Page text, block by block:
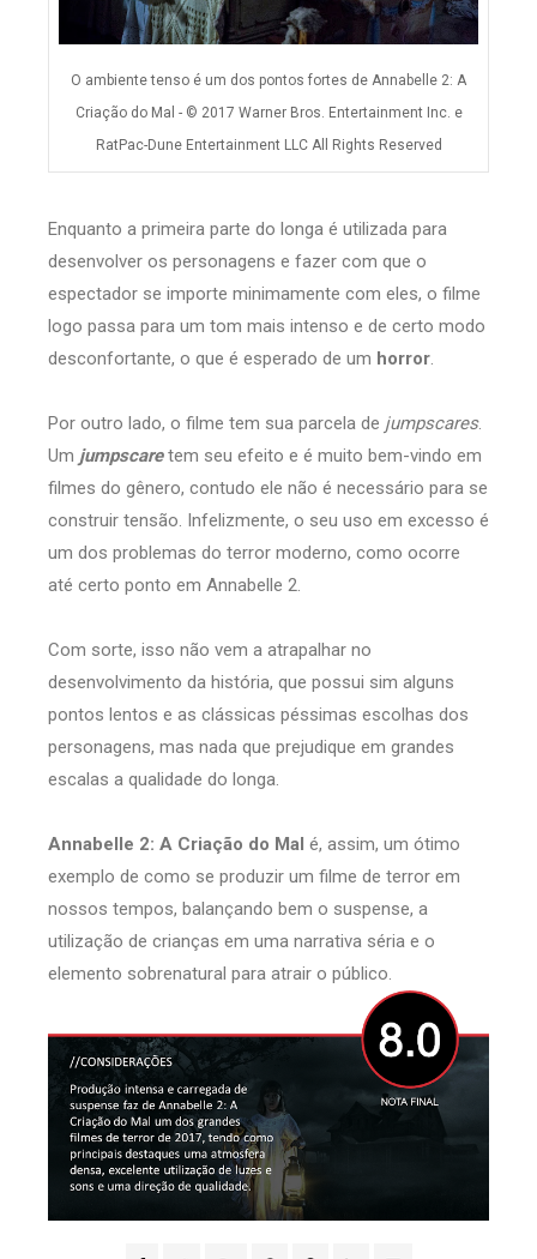
O ambiente tenso é um dos pontos fortes de Annabelle 2: A
Criação do Mal - © 2017 Warner Bros. Entertainment Inc. e
RatPac-Dune Entertainment LLC All Rights Reserved
Enquanto a primeira parte do longa é utilizada para
desenvolver os personagens e fazer com que o
espectador se importe minimamente com eles, o filme
logo passa para um tom mais intenso e de certo modo
desconfortante, o que é esperado de um horror.
Por outro lado, o filme tem sua parcela de jumpscares.
Um jumpscare tem seu efeito e é muito bem-vindo em
filmes do gênero, contudo ele não é necessário para se
construir tensão. Infelizmente, o seu uso em excesso é
um dos problemas do terror moderno, como ocorre
até certo ponto em Annabelle 2.
Com sorte, isso não vem a atrapalhar no
desenvolvimento da história, que possui sim alguns
pontos lentos e as clássicas péssimas escolhas dos
personagens, mas nada que prejudique em grandes
escalas a qualidade do longa.
Annabelle 2: A Criação do Mal é, assim, um ótimo
exemplo de como se produzir um filme de terror em
nossos tempos, balançando bem o suspense, a
utilização de crianças em uma narrativa séria e o
elemento sobrenatural para atrair o público.